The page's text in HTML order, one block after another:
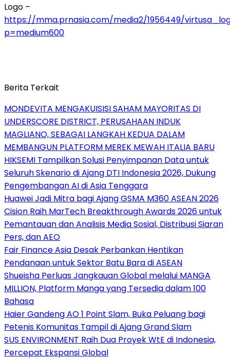
Logo –
https://mma.prnasia.com/media2/1956449/
p=medium600
Berita Terkait
MONDEVITA MENGAKUISISI SAHAM MAYORITAS DI
UNDERSCORE DISTRICT, PERUSAHAAN INDUK
MAGLIANO, SEBAGAI LANGKAH KEDUA DALAM
MEMBANGUN PLATFORM MEREK MEWAH ITALIA BARU
HIKSEMI Tampilkan Solusi Penyimpanan Data untuk
Seluruh Skenario di Ajang DTI Indonesia 2026, Dukung
Pengembangan AI di Asia Tenggara
Huawei Jadi Mitra bagi Ajang GSMA M360 ASEAN 2026
Cision Raih MarTech Breakthrough Awards 2026 untuk
Pemantauan dan Analisis Media Sosial, Distribusi Siaran
Pers, dan AEO
Fair Finance Asia Desak Perbankan Hentikan
Pendanaan untuk Sektor Batu Bara di ASEAN
Shueisha Perluas Jangkauan Global melalui MANGA
MILLION, Platform Manga yang Tersedia dalam 100
Bahasa
Haier Gandeng AO 1 Point Slam, Buka Peluang bagi
Petenis Komunitas Tampil di Ajang Grand Slam
SUS ENVIRONMENT Raih Dua Proyek WtE di Indonesia,
Percepat Ekspansi Global